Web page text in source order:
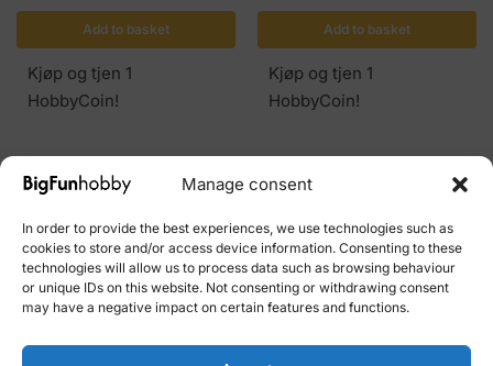
Manage consent
In order to provide the best experiences, we use technologies such as
cookies to store and/or access device information. Consenting to these
technologies will allow us to process data such as browsing behaviour
or unique IDs on this website. Not consenting or withdrawing consent
may have a negative impact on certain features and functions.
Add to basket
Kjøp og tjen 1
HobbyCoin!
Add to basket
Kjøp og tjen 1
HobbyCoin!